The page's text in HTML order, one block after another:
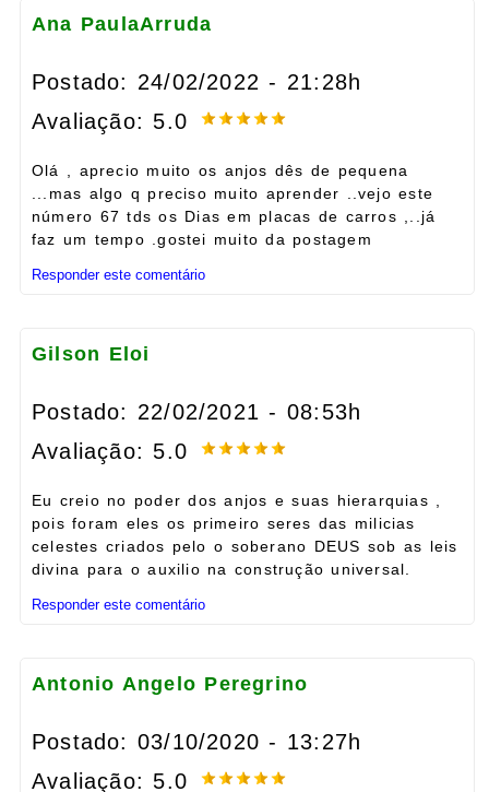
Ana PaulaArruda
Postado: 24/02/2022 - 21:28h
Avaliação: 5.0
Olá , aprecio muito os anjos dês de pequena
...mas algo q preciso muito aprender ..vejo este
número 67 tds os Dias em placas de carros ,..já
faz um tempo .gostei muito da postagem
Responder este comentário
Gilson Eloi
Postado: 22/02/2021 - 08:53h
Avaliação: 5.0
Eu creio no poder dos anjos e suas hierarquias ,
pois foram eles os primeiro seres das milicias
celestes criados pelo o soberano DEUS sob as leis
divina para o auxilio na construção universal.
Responder este comentário
Antonio Angelo Peregrino
Postado: 03/10/2020 - 13:27h
Avaliação: 5.0